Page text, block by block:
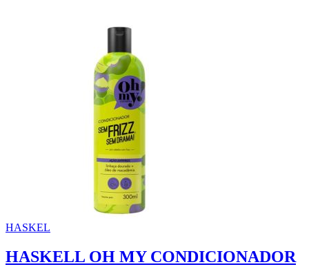
HASKEL
HASKELL OH MY CONDICIONADOR